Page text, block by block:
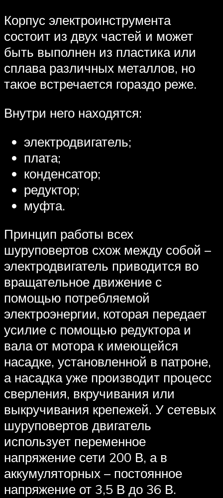
Корпус электроинструмента
состоит из двух частей и может
быть выполнен из пластика или
сплава различных металлов, но
такое встречается гораздо реже.
Внутри него находятся:
электродвигатель;
плата;
конденсатор;
редуктор;
муфта.
Принцип работы всех
шуруповертов схож между собой –
электродвигатель приводится во
вращательное движение с
помощью потребляемой
электроэнергии, которая передает
усилие с помощью редуктора и
вала от мотора к имеющейся
насадке, установленной в патроне,
а насадка уже производит процесс
сверления, вкручивания или
выкручивания крепежей. У сетевых
шуруповертов двигатель
использует переменное
напряжение сети 200 В, а в
аккумуляторных – постоянное
напряжение от 3,5 В до 36 В.